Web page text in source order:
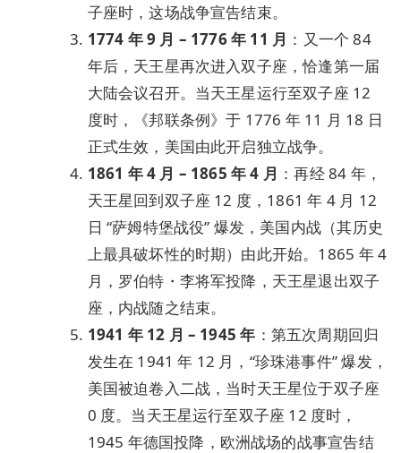
子座时，这场战争宣告结束。
1774 年 9 月 – 1776 年 11 月 ：又一个 84
年后，天王星再次进入双子座，恰逢第一届
大陆会议召开。当天王星运行至双子座 12
度时，《邦联条例》于 1776 年 11 月 18 日
正式生效，美国由此开启独立战争。
1861 年 4 月 – 1865 年 4 月 ：再经 84 年，
天王星回到双子座 12 度，1861 年 4 月 12
日 “萨姆特堡战役” 爆发，美国内战（其历史
上最具破坏性的时期）由此开始。1865 年 4
月，罗伯特・李将军投降，天王星退出双子
座，内战随之结束。
1941 年 12 月 – 1945 年 ：第五次周期回归
发生在 1941 年 12 月，“珍珠港事件” 爆发，
美国被迫卷入二战，当时天王星位于双子座
0 度。当天王星运行至双子座 12 度时，
1945 年德国投降，欧洲战场的战事宣告结